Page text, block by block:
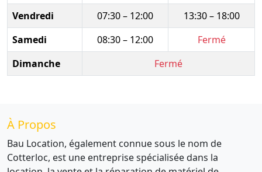
Vendredi 07:30 – 12:00
13:30 – 18:00
Samedi
08:30 – 12:00
Fermé
Dimanche
Fermé
À Propos
Bau Location, également connue sous le nom de
Cotterloc, est une entreprise spécialisée dans la